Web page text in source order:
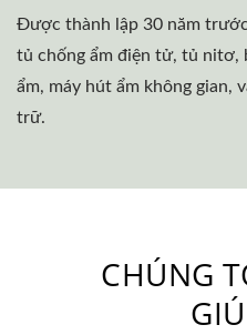
Được thành lập 30 năm
tủ chống ẩm điện tử, tủ nitơ,
ẩm, máy hút ẩm không gian,
trữ.
CHÚNG